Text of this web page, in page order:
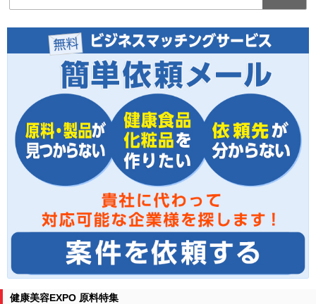
健康美容EXPO 原料特集